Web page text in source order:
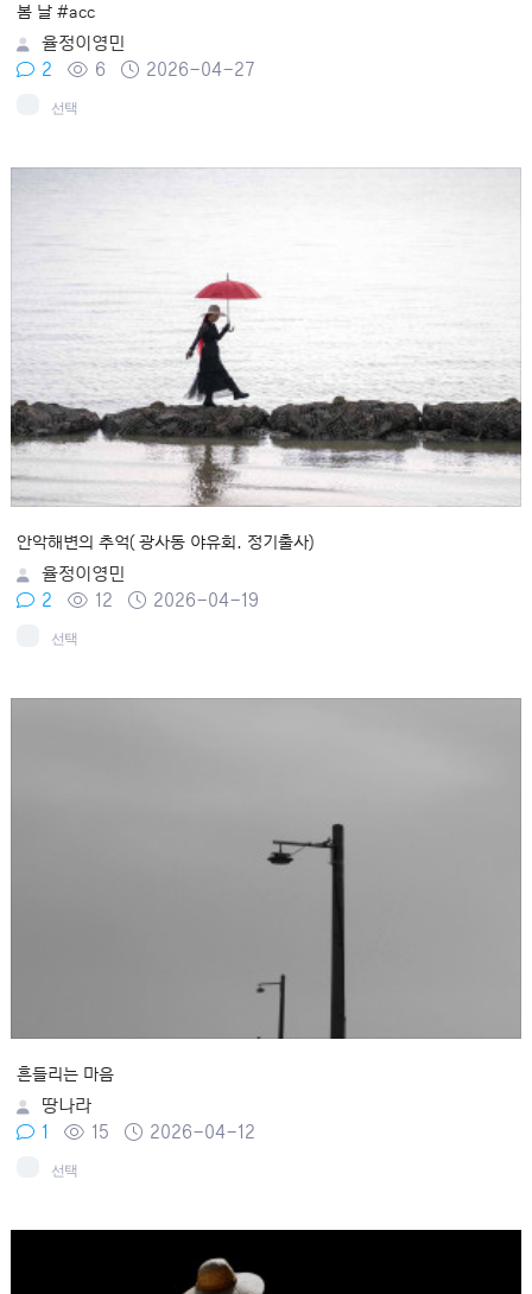
봄 날 #acc
율정이영민
2
6 2026-04-27
선택
안악해변의 추억( 광사동 야유회. 정기출사)
율정이영민
2
12 2026-04-19
선택
흔들리는 마음
땅나라
1
15 2026-04-12
선택